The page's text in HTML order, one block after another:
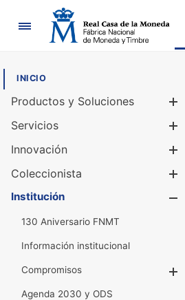
Navegación
INICIO
Productos y Soluciones
Servicios
Innovación
Coleccionista
Institución
130 Aniversario FNMT
Información institucional
Compromisos
Agenda 2030 y ODS